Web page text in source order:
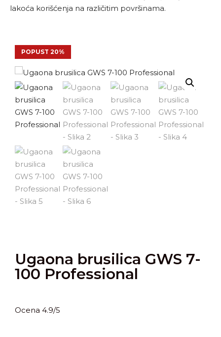
lakoća korišćenja na različitim površinama.
POPUST 20%
Ugaona brusilica GWS 7-
100 Professional
Ocena 4.9/5